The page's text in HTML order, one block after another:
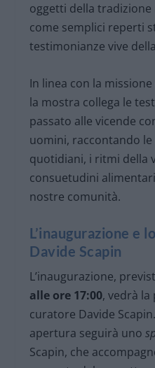
oggetti della
come semplici reperti
testimonianze vive
In linea con la
la mostra collega le
passato alle vicende
uomini, raccontando
quotidiani, i ritmi della
consuetudini
nostre comunità.
L’inaugurazione e
Davide Scapin
L’inaugurazione,
alle ore 17:00, vedrà
curatore Davide
apertura seguirà uno
Scapin, che